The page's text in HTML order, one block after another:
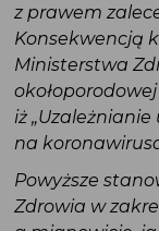
z prawem
Konsekwencją
Ministerstwa
iż
na
Powyższe
Zdrowia w